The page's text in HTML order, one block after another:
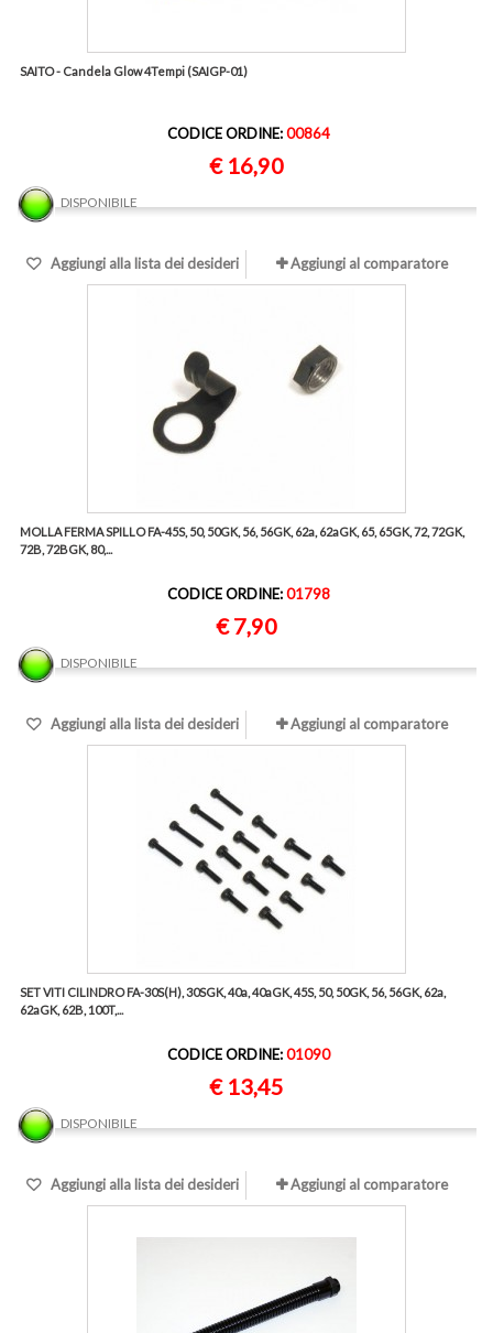
SAITO - Candela Glow 4Tempi (SAIGP-01)
CODICE ORDINE:00864
€ 16,90
DISPONIBILE
Aggiungi alla lista dei desideri Aggiungi al comparatore
MOLLA FERMA SPILLO FA-45S, 50, 50GK, 56, 56GK, 62a, 62aGK, 65, 65GK, 72, 72GK,
72B, 72BGK, 80,...
CODICE ORDINE:01798
€ 7,90
DISPONIBILE
Aggiungi alla lista dei desideri Aggiungi al comparatore
SET VITI CILINDRO FA-30S(H), 30SGK, 40a, 40aGK, 45S, 50, 50GK, 56, 56GK, 62a,
62aGK, 62B, 100T,...
CODICE ORDINE:01090
€ 13,45
DISPONIBILE
Aggiungi alla lista dei desideri Aggiungi al comparatore